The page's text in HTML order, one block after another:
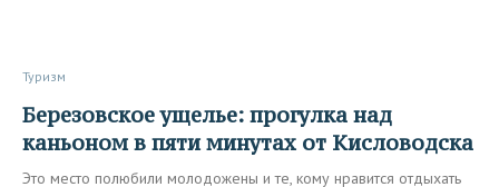
Туризм
Березовское ущелье: прогулка над
каньоном в пяти минутах от Кисловодска
Это место полюбили молодожены и те, кому нравится отдыхать